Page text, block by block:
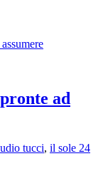
ad
tucci, il sole 24